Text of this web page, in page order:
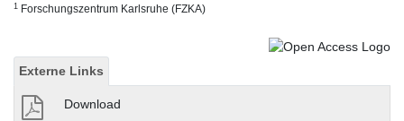
1 Forschungszentrum Karlsruhe (FZKA)
Externe Links
Download